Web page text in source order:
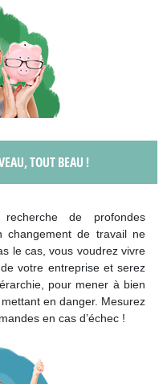
TOUT BEAU !
de profondes
changement de travail ne
le cas, vous voudrez vivre
votre entreprise et serez
pour mener à bien
en danger. Mesurez
en cas d’échec !